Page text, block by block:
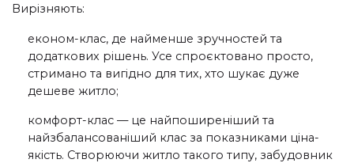
Вирізняють:
економ-клас, де найменше зручностей та
додаткових рішень. Усе спроєктовано просто,
стримано та вигідно для тих, хто шукає дуже
дешеве житло;
комфорт-клас — це найпоширеніший та
найзбалансованіший клас за показниками ціна-
якість. Створюючи житло такого типу, забудовник